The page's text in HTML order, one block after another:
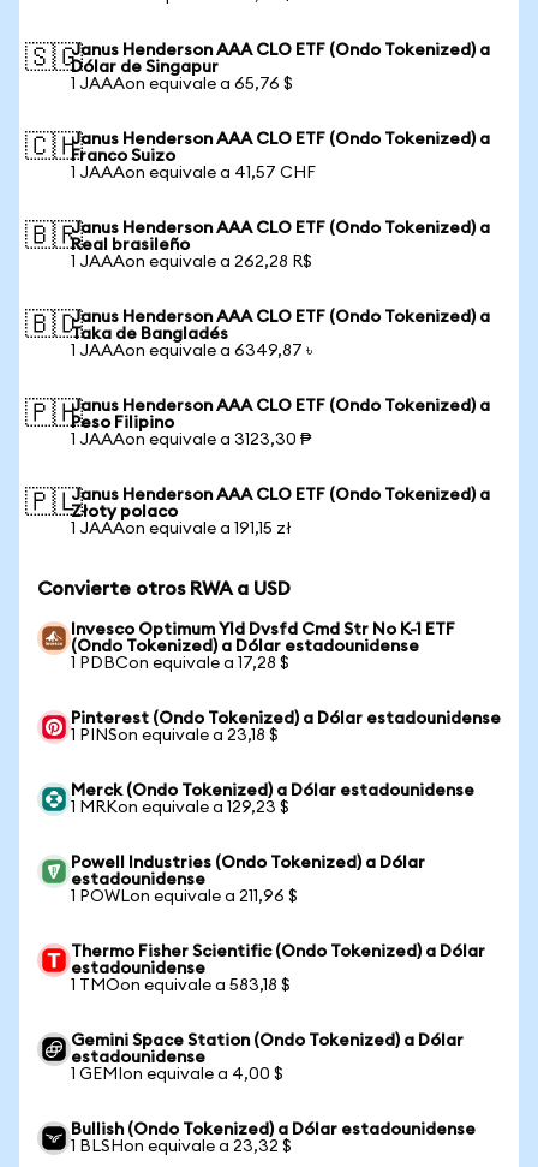
🇸🇬Janus Henderson AAA CLO ETF (Ondo Tokenized) a
Dólar de Singapur
1 JAAAon equivale a 65,76 $
🇨🇭Janus Henderson AAA CLO ETF (Ondo Tokenized) a
Franco Suizo
1 JAAAon equivale a 41,57 CHF
🇧🇷Janus Henderson AAA CLO ETF (Ondo Tokenized) a
Real brasileño
1 JAAAon equivale a 262,28 R$
🇧🇩Janus Henderson AAA CLO ETF (Ondo Tokenized) a
Taka de Bangladés
1 JAAAon equivale a 6349,87 ৳
🇵🇭Janus Henderson AAA CLO ETF (Ondo Tokenized) a
Peso Filipino
1 JAAAon equivale a 3123,30 ₱
🇵🇱Janus Henderson AAA CLO ETF (Ondo Tokenized) a
Złoty polaco
1 JAAAon equivale a 191,15 zł
Convierte otros RWA a USD
Invesco Optimum Yld Dvsfd Cmd Str No K-1 ETF
(Ondo Tokenized) a Dólar estadounidense
1 PDBCon equivale a 17,28 $
Pinterest (Ondo Tokenized) a Dólar estadounidense
1 PINSon equivale a 23,18 $
Merck (Ondo Tokenized) a Dólar estadounidense
1 MRKon equivale a 129,23 $
Powell Industries (Ondo Tokenized) a Dólar
estadounidense
1 POWLon equivale a 211,96 $
Thermo Fisher Scientific (Ondo Tokenized) a Dólar
estadounidense
1 TMOon equivale a 583,18 $
Gemini Space Station (Ondo Tokenized) a Dólar
estadounidense
1 GEMIon equivale a 4,00 $
Bullish (Ondo Tokenized) a Dólar estadounidense
1 BLSHon equivale a 23,32 $